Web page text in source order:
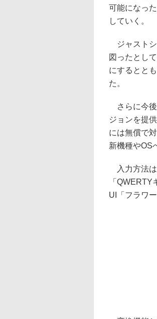
可能になっ
していく。
ジャストシ
図ったとし
にするとと
た。
さらに今後
ジョンを提
には無償で
新機種やOS
入力方法は
「
UI「フラワ